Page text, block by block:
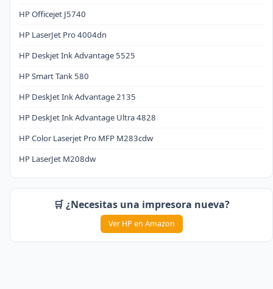
HP Officejet J5740
HP LaserJet Pro 4004dn
HP Deskjet Ink Advantage 5525
HP Smart Tank 580
HP DeskJet Ink Advantage 2135
HP DeskJet Ink Advantage Ultra 4828
HP Color Laserjet Pro MFP M283cdw
HP LaserJet M208dw
🛒 ¿Necesitas una impresora nueva?
Ver HP en Amazon